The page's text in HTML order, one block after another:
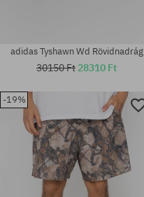
Elérhető méretek:
adidas Tyshawn Wd Rövidnadrág
30150 Ft 28310 Ft
-19%